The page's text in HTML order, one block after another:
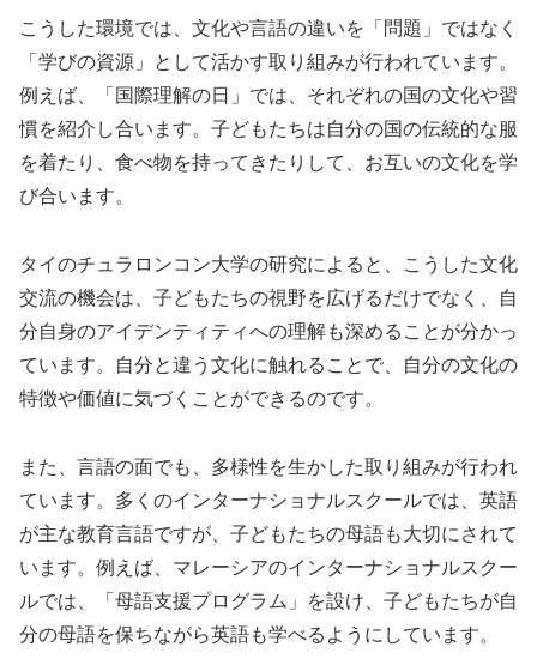
こうした環境では、文化や言語の違いを「問題」ではなく
「学びの資源」として活かす取り組みが行われています。
例えば、「国際理解の日」では、それぞれの国の文化や習
慣を紹介し合います。子どもたちは自分の国の伝統的な服
を着たり、食べ物を持ってきたりして、お互いの文化を学
び合います。
タイのチュラロンコン大学の研究によると、こうした文化
交流の機会は、子どもたちの視野を広げるだけでなく、自
分自身のアイデンティティへの理解も深めることが分かっ
ています。自分と違う文化に触れることで、自分の文化の
特徴や価値に気づくことができるのです。
また、言語の面でも、多様性を生かした取り組みが行われ
ています。多くのインターナショナルスクールでは、英語
が主な教育言語ですが、子どもたちの母語も大切にされて
います。例えば、マレーシアのインターナショナルスクー
ルでは、「母語支援プログラム」を設け、子どもたちが自
分の母語を保ちながら英語も学べるようにしています。